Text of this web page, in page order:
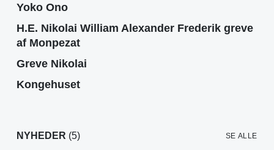
Yoko Ono
H.E. Nikolai William Alexander Frederik greve
af Monpezat
Greve Nikolai
Kongehuset
NYHEDER (5) SE ALLE